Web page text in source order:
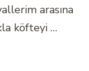
arasına
köfteyi …